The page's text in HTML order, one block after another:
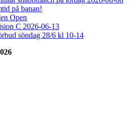
på banan!
Open
C 2026-06-13
söndag 28/6 kl 10-14